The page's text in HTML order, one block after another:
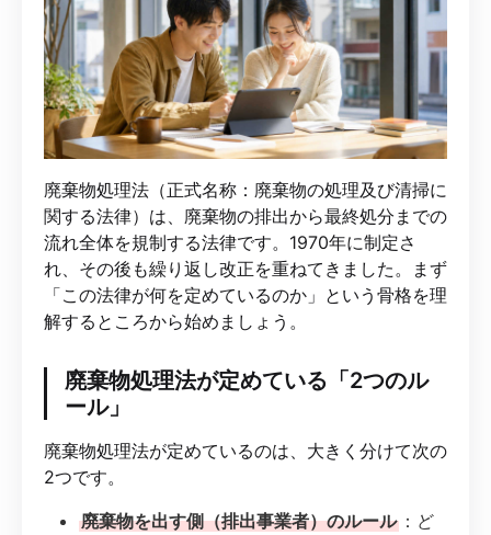
廃棄物処理法（正式名称：廃棄物の処理及び清掃に
関する法律）は、廃棄物の排出から最終処分までの
流れ全体を規制する法律です。1970年に制定さ
れ、その後も繰り返し改正を重ねてきました。まず
「この法律が何を定めているのか」という骨格を理
解するところから始めましょう。
廃棄物処理法が定めている「2つのル
ール」
廃棄物処理法が定めているのは、大きく分けて次の
2つです。
廃棄物を出す側（排出事業者）のルール ：ど